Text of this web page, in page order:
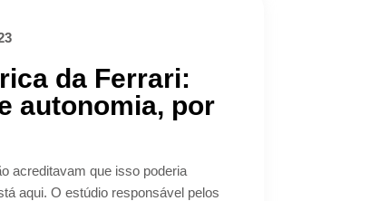
da Ferrari:
autonomia, por
acreditavam que isso poderia
aqui. O estúdio responsável pelos